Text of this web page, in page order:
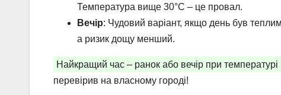
Температура вище 30°C – це провал.
Вечір: Чудовий варіант, якщо день був
а ризик дощу менший.
Найкращий час – ранок або вечір при температурі
перевірив на власному городі!